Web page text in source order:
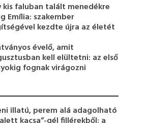
kis faluban talált menedékre
Emília: szakember
kezdte újra az életét
évelő, amit
kell elültetni: az első
fognak virágozni
illatú, perem alá adagolható